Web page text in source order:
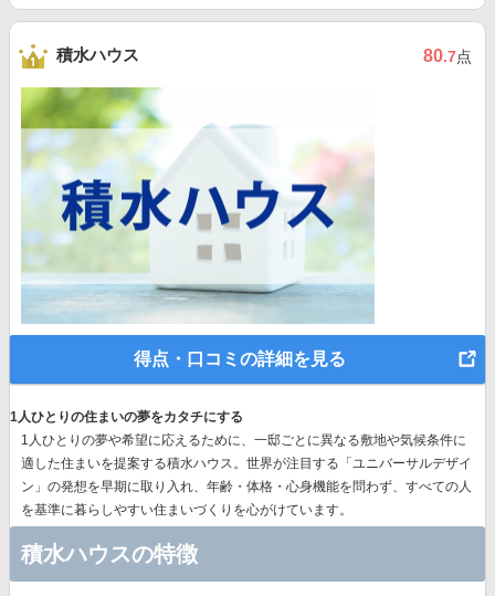
積水ハウス 80.7点
得点・口コミの詳細を見る
1人ひとりの住まいの夢をカタチにする
1人ひとりの夢や希望に応えるために、一邸ごとに異なる敷地や気候条件に
適した住まいを提案する積水ハウス。世界が注目する 「ユニバーサルデザイ
ン」の発想を早期に取り入れ、年齢・体格・心身機能を問わず、すべての人
を基準に暮らしやすい住まいづくりを心がけています。
積水ハウスの特徴